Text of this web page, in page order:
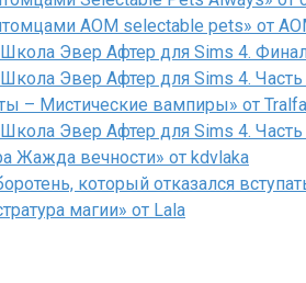
AOM selectable pets» от
Эвер Афтер для Sims 4.
Эвер Афтер для Sims 4. Часть
– Мистические вампиры» от
Эвер Афтер для Sims 4. Часть
Жажда вечности» от kdvlaka
который отказался
магии» от Lala